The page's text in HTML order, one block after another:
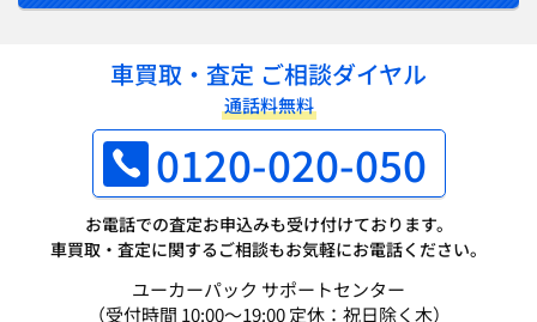
車買取・査定 ご相談ダイヤル
通話料無料
0120-020-050
お電話での査定お申込みも受け付けております。
車買取・査定に関するご相談もお気軽にお電話ください。
ユーカーパック サポートセンター
（受付時間 10:00～19:00 定休：祝日除く木）